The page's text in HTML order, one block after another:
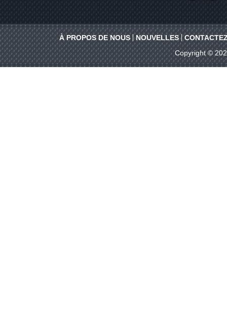
À PROPOS DE NOUS NOUVELLES
Copyright ©